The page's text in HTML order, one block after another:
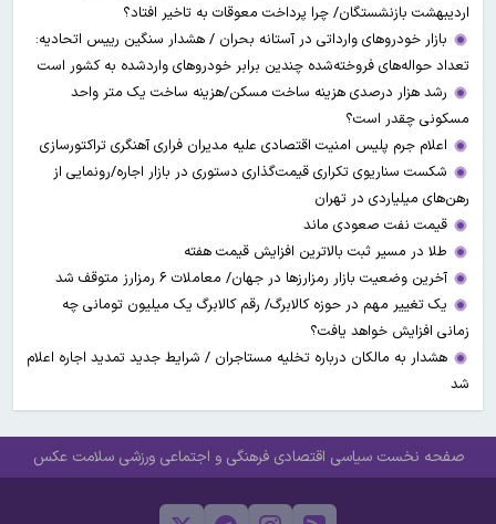
اردیبهشت بازنشستگان/ چرا پرداخت معوقات به تاخیر افتاد؟
بازار خودروهای وارداتی در آستانه بحران / هشدار سنگین رییس اتحادیه:
تعداد حواله‌های فروخته‌شده چندین برابر خودروهای واردشده به کشور است
رشد هزار درصدی هزینه ساخت مسکن/هزینه ساخت یک متر واحد
مسکونی چقدر است؟
اعلام جرم پلیس امنیت اقتصادی علیه مدیران فراری آهنگری تراکتورسازی
شکست سناریوی تکراری قیمت‌گذاری دستوری در بازار اجاره/رونمایی از
رهن‌های میلیاردی در تهران
قیمت نفت صعودی ماند
طلا در مسیر ثبت بالاترین افزایش قیمت هفته
آخرین وضعیت بازار رمزارزها در جهان/ معاملات ۶ رمزارز متوقف شد
یک تغییر مهم در حوزه کالابرگ/ رقم کالابرگ یک میلیون تومانی چه
زمانی افزایش خواهد یافت؟
هشدار به مالکان درباره تخلیه مستاجران / شرایط جدید تمدید اجاره اعلام
شد
صفحه نخست سیاسی اقتصادی فرهنگی و اجتماعی ورزشی سلامت عکس